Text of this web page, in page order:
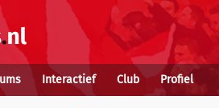
Interactief Club Profiel